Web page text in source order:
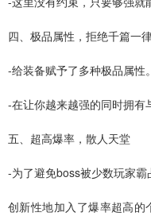
四、极品属性，拒绝千篇一
-给装备赋予了多种极品属性。
-在让你越来越强的同时拥有
五、超高爆率，散人天堂
-为了避免boss被少数玩家霸
创新性地加入了爆率超高的